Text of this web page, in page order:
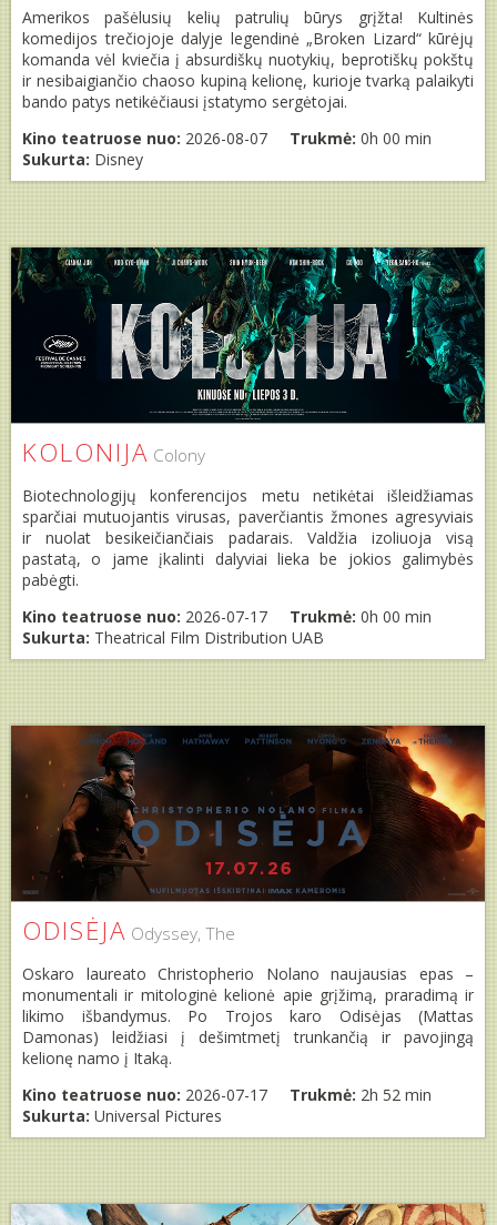
Amerikos pašėlusių kelių patrulių būrys grįžta! Kultinės
komedijos trečiojoje dalyje legendinė „Broken Lizard“ kūrėjų
komanda vėl kviečia į absurdiškų nuotykių, beprotiškų pokštų
ir nesibaigiančio chaoso kupiną kelionę, kurioje tvarką palaikyti
bando patys netikėčiausi įstatymo sergėtojai.
Kino teatruose nuo: 2026-08-07 Trukmė: 0h 00 min
Sukurta: Disney
KOLONIJA Colony
Biotechnologijų konferencijos metu netikėtai išleidžiamas
sparčiai mutuojantis virusas, paverčiantis žmones agresyviais
ir nuolat besikeičiančiais padarais. Valdžia izoliuoja visą
pastatą, o jame įkalinti dalyviai lieka be jokios galimybės
pabėgti.
Kino teatruose nuo: 2026-07-17 Trukmė: 0h 00 min
Sukurta: Theatrical Film Distribution UAB
ODISĖJA Odyssey, The
Oskaro laureato Christopherio Nolano naujausias epas –
monumentali ir mitologinė kelionė apie grįžimą, praradimą ir
likimo išbandymus. Po Trojos karo Odisėjas (Mattas
Damonas) leidžiasi į dešimtmetį trunkančią ir pavojingą
kelionę namo į Itaką.
Kino teatruose nuo: 2026-07-17 Trukmė: 2h 52 min
Sukurta: Universal Pictures